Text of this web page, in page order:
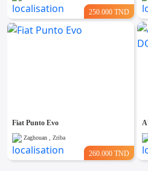
250.000 TND
Fiat Punto Evo
Zaghouan , Zriba
260.000 TND